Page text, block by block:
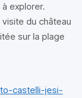
explorer.
du château
sur la plage
castelli-jesi-